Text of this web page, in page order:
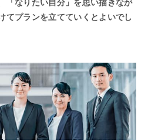
「なりたい自分」を思い描きなが
てプランを立てていくとよいでし